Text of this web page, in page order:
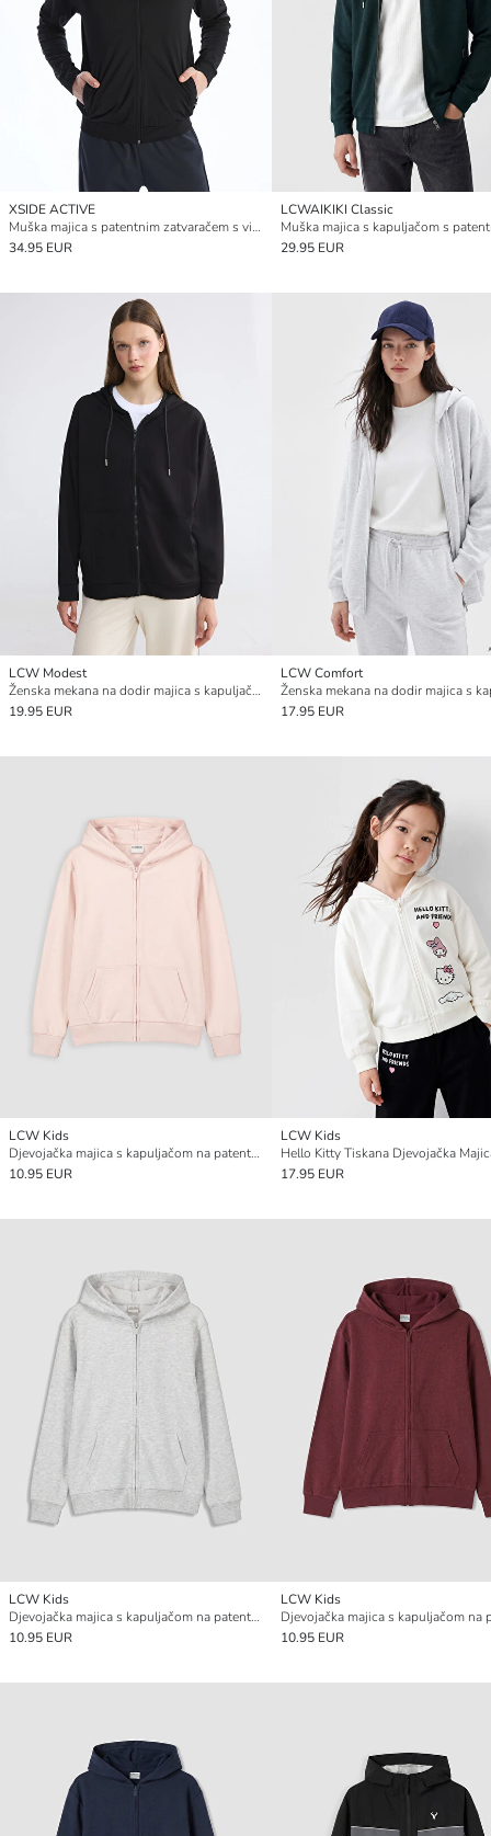
XSIDE ACTIVE
Muška majica s patentnim zatvaračem s visokim ovratnikom i dugim rukavima
34.95 EUR
LCWAIKIKI Classic
29.95 EUR
LCW Modest
Ženska mekana na dodir majica s kapuljačom s patentnim zatvaračem
19.95 EUR
LCW Comfort
17.95 EUR
LCW Kids
Djevojačka majica s kapuljačom na patentni zatvarač
10.95 EUR
LCW Kids
17.95 EUR
LCW Kids
Djevojačka majica s kapuljačom na patentni zatvarač
10.95 EUR
LCW Kids
10.95 EUR